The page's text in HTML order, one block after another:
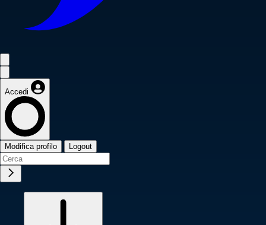
Accedi
Modifica profilo Logout